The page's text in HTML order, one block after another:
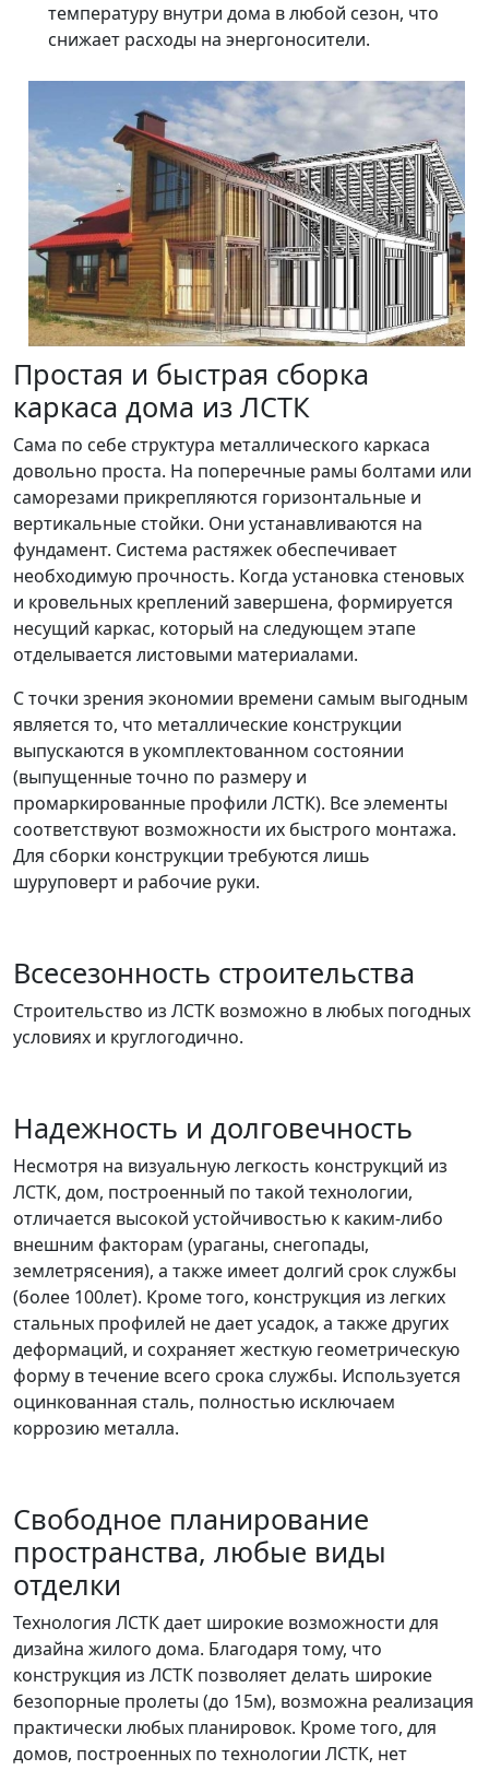
температуру внутри дома в любой сезон, что
снижает расходы на энергоносители.
Простая и быстрая сборка
каркаса дома из ЛСТК
Сама по себе структура металлического каркаса
довольно проста. На поперечные рамы болтами или
саморезами прикрепляются горизонтальные и
вертикальные стойки. Они устанавливаются на
фундамент. Система растяжек обеспечивает
необходимую прочность. Когда установка стеновых
и кровельных креплений завершена, формируется
несущий каркас, который на следующем этапе
отделывается листовыми материалами.
С точки зрения экономии времени самым выгодным
является то, что металлические конструкции
выпускаются в укомплектованном состоянии
(выпущенные точно по размеру и
промаркированные профили ЛСТК). Все элементы
соответствуют возможности их быстрого монтажа.
Для сборки конструкции требуются лишь
шуруповерт и рабочие руки.
Всесезонность строительства
Строительство из ЛСТК возможно в любых погодных
условиях и круглогодично.
Надежность и долговечность
Несмотря на визуальную легкость конструкций из
ЛСТК, дом, построенный по такой технологии,
отличается высокой устойчивостью к каким-либо
внешним факторам (ураганы, снегопады,
землетрясения), а также имеет долгий срок службы
(более 100лет). Кроме того, конструкция из легких
стальных профилей не дает усадок, а также других
деформаций, и сохраняет жесткую геометрическую
форму в течение всего срока службы. Используется
оцинкованная сталь, полностью исключаем
коррозию металла.
Свободное планирование
пространства, любые виды
отделки
Технология ЛСТК дает широкие возможности для
дизайна жилого дома. Благодаря тому, что
конструкция из ЛСТК позволяет делать широкие
безопорные пролеты (до 15м), возможна реализация
практически любых планировок. Кроме того, для
домов, построенных по технологии ЛСТК, нет